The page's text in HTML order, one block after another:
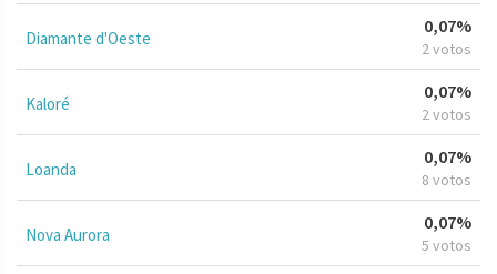
Diamante d'Oeste
0,07%
2 votos
Kaloré
0,07%
2 votos
Loanda
0,07%
8 votos
Nova Aurora
0,07%
5 votos